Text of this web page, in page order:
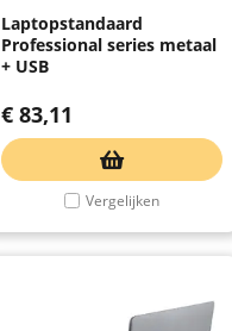
Laptopstandaard
Professional series metaal
+ USB
€ 83,11
Vergelijken